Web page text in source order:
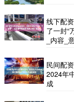
线下配
了一封“
_内容_
民间配
2024年
成